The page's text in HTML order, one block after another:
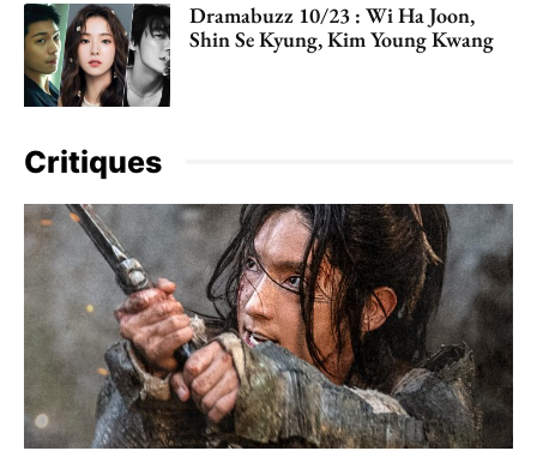
Dramabuzz 10/23 : Wi Ha Joon,
Shin Se Kyung, Kim Young Kwang
Critiques